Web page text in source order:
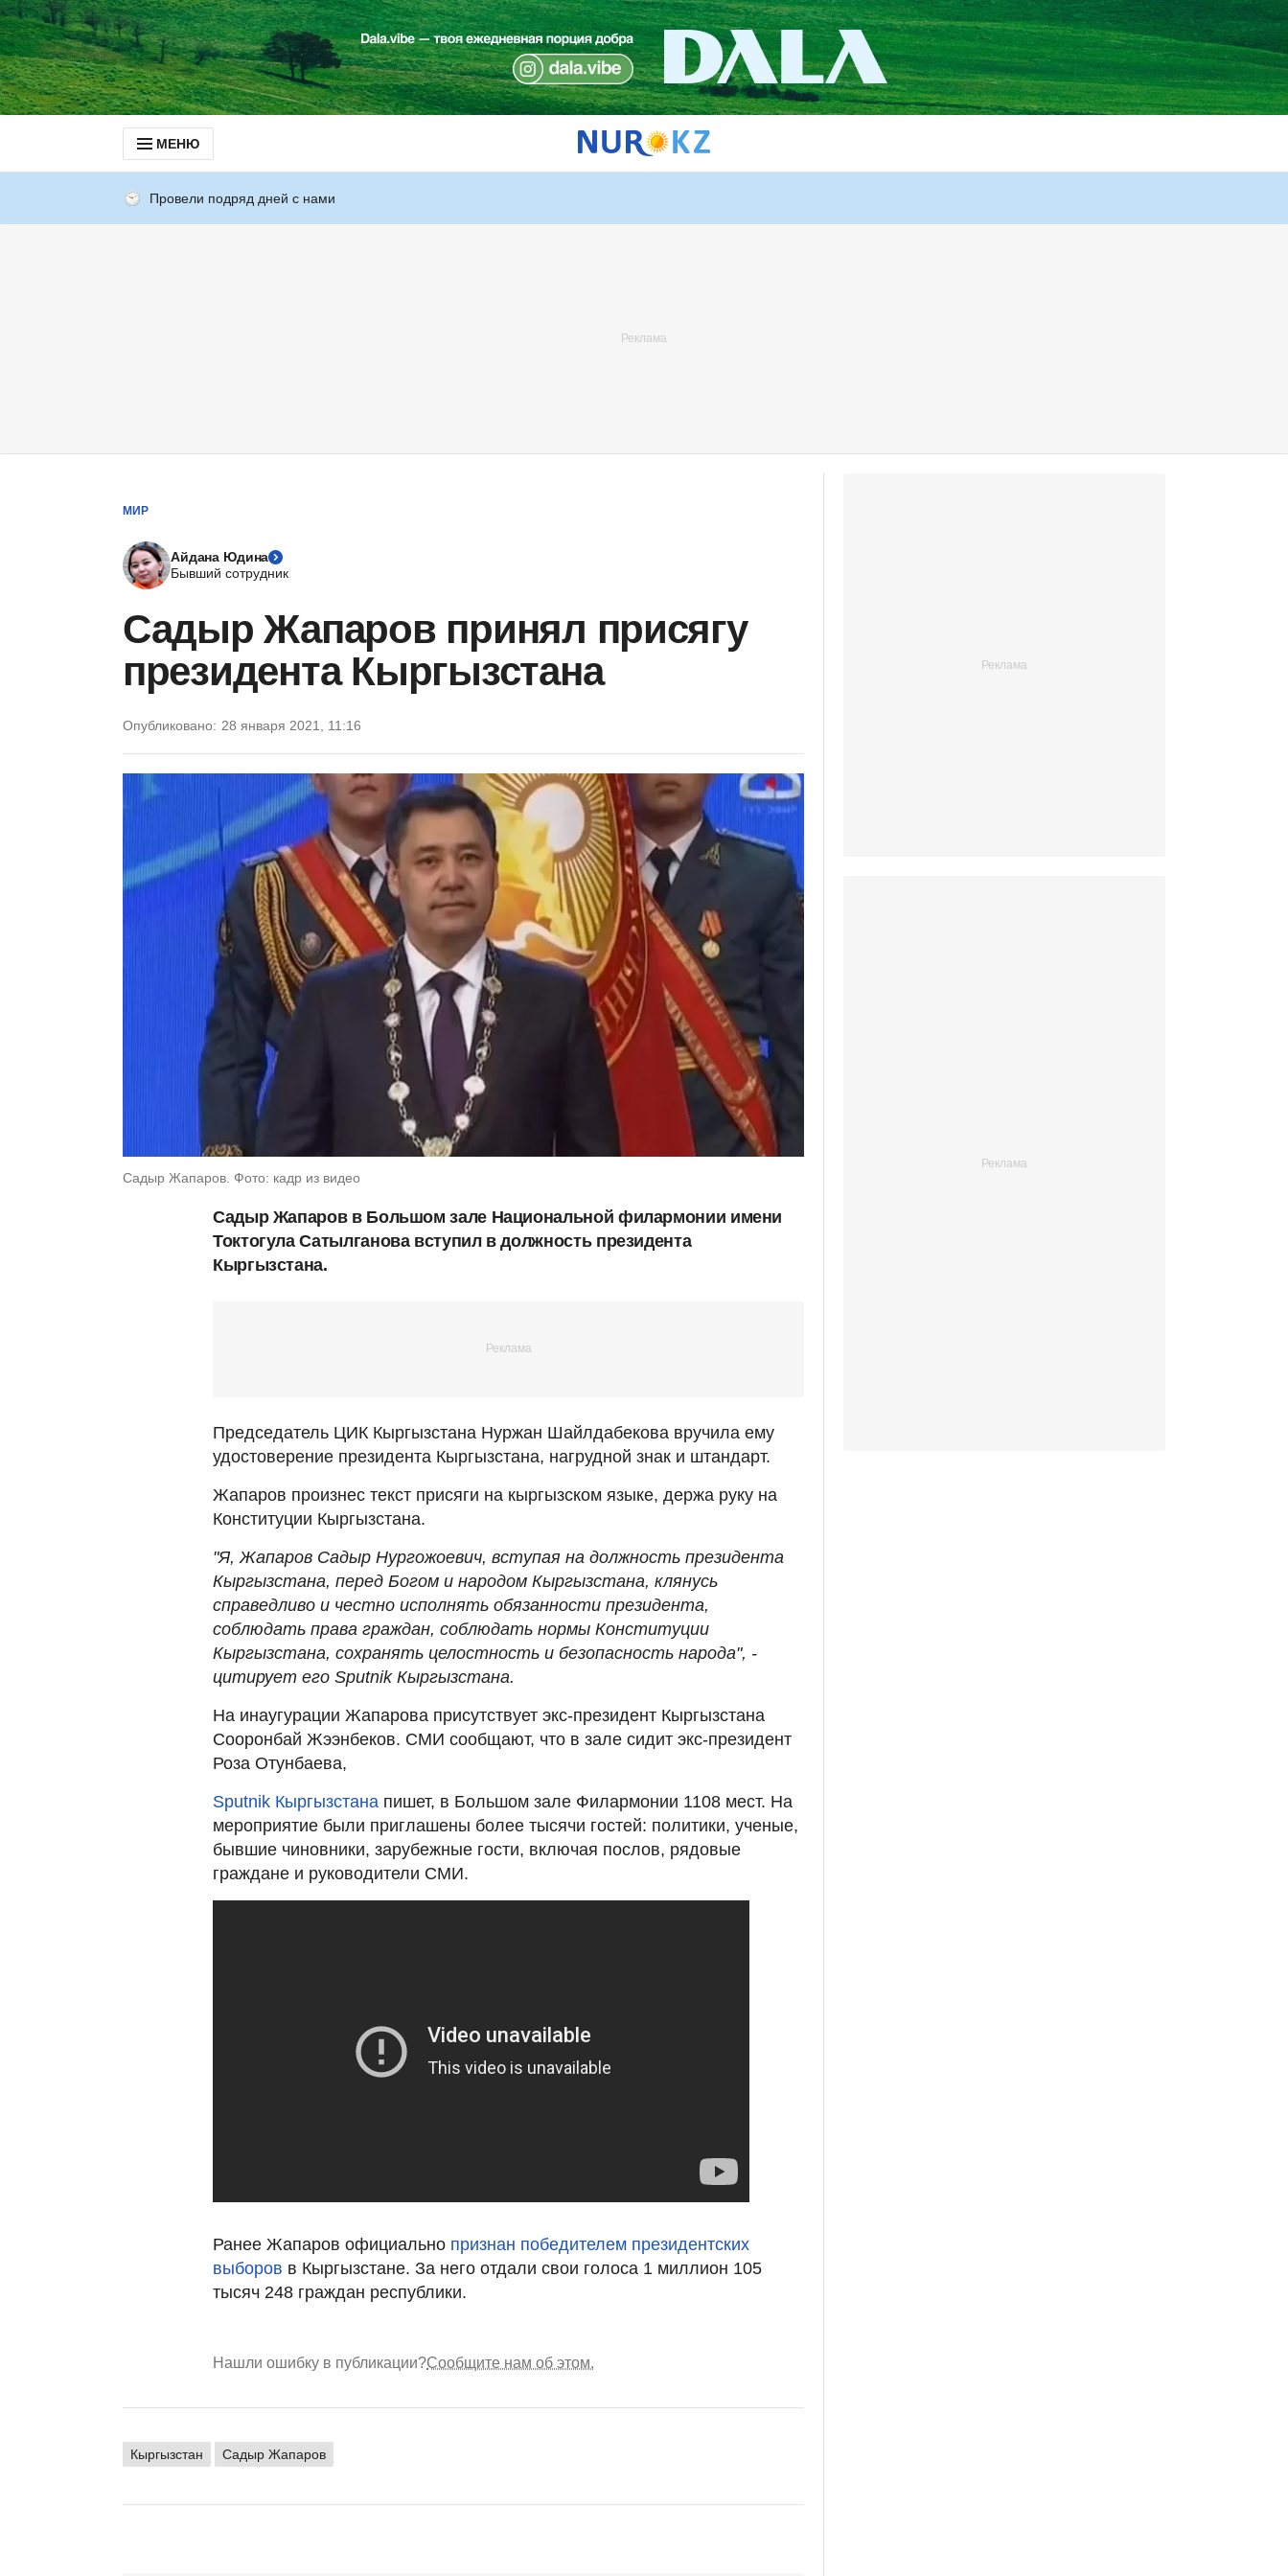
МЕНЮ
Провели подряд дней с нами
МИР
Айдана Юдина
Бывший сотрудник
Садыр Жапаров принял присягу
президента Кыргызстана
Опубликовано: 28 января 2021, 11:16
Садыр Жапаров. Фото: кадр из видео
Садыр Жапаров в Большом зале Национальной филармонии имени
Токтогула Сатылганова вступил в должность президента
Кыргызстана.
Председатель ЦИК Кыргызстана Нуржан Шайлдабекова вручила ему
удостоверение президента Кыргызстана, нагрудной знак и штандарт.
Жапаров произнес текст присяги на кыргызском языке, держа руку на
Конституции Кыргызстана.
"Я, Жапаров Садыр Нургожоевич, вступая на должность президента
Кыргызстана, перед Богом и народом Кыргызстана, клянусь
справедливо и честно исполнять обязанности президента,
соблюдать права граждан, соблюдать нормы Конституции
Кыргызстана, сохранять целостность и безопасность народа", -
цитирует его Sputnik Кыргызстана.
На инаугурации Жапарова присутствует экс-президент Кыргызстана
Сооронбай Жээнбеков. СМИ сообщают, что в зале сидит экс-президент
Роза Отунбаева,
Sputnik Кыргызстана пишет, в Большом зале Филармонии 1108 мест. На
мероприятие были приглашены более тысячи гостей: политики, ученые,
бывшие чиновники, зарубежные гости, включая послов, рядовые
граждане и руководители СМИ.
Ранее Жапаров официально признан победителем президентских
выборов в Кыргызстане. За него отдали свои голоса 1 миллион 105
тысяч 248 граждан республики.
Нашли ошибку в публикации?Сообщите нам об этом.
Кыргызстан Садыр Жапаров